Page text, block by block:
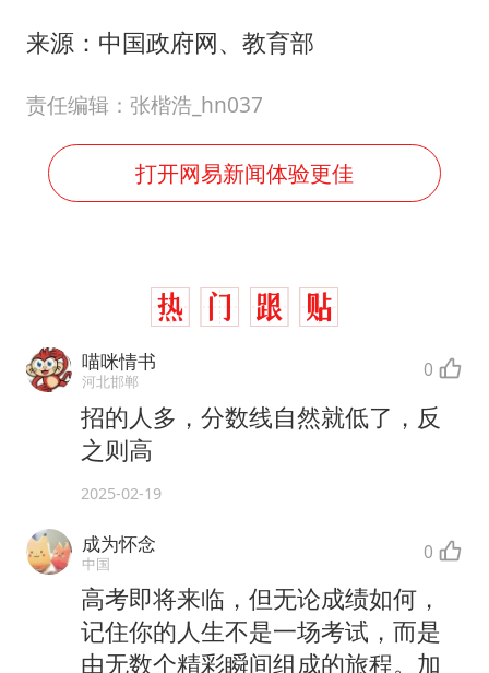
来源：中国政府网、教育部
责任编辑：张楷浩_hn037
打开网易新闻体验更佳
喵咪情书
河北邯郸 0
招的人多，分数线自然就低了，反
之则高
2025-02-19
成为怀念
中国 0
高考即将来临，但无论成绩如何，
记住你的人生不是一场考试，而是
由无数个精彩瞬间组成的旅程。加